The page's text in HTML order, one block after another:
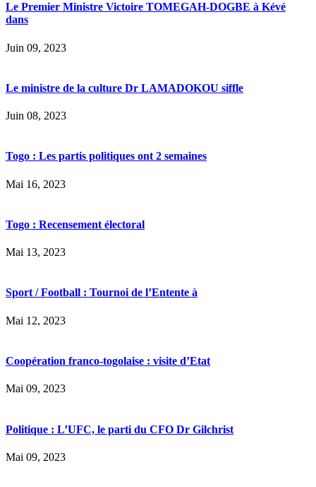
Le Premier Ministre Victoire TOMEGAH-DOGBE à Kévé
dans
Juin 09, 2023
Le ministre de la culture Dr LAMADOKOU siffle
Juin 08, 2023
Togo : Les partis politiques ont 2 semaines
Mai 16, 2023
Togo : Recensement électoral
Mai 13, 2023
Sport / Football : Tournoi de l’Entente à
Mai 12, 2023
Coopération franco-togolaise : visite d’Etat
Mai 09, 2023
Politique : L’UFC, le parti du CFO Dr Gilchrist
Mai 09, 2023